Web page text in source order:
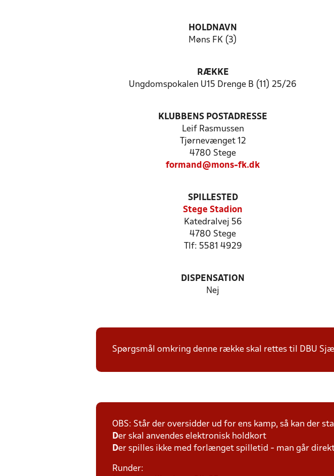
HOLDNAVN
Møns FK (3)
RÆKKE
Ungdomspokalen U15 Drenge B (11) 25/26
KLUBBENS POSTADRESSE
Leif Rasmussen
Tjørnevænget 12
4780 Stege
formand@mons-fk.dk
SPILLESTED
Stege Stadion
Katedralvej 56
4780 Stege
Tlf: 5581 4929
DISPENSATION
Nej
Spørgsmål omkring denne række skal rettes til DBU
OBS: Står der oversidder ud for ens kamp, så kan der
Der skal anvendes elektronisk holdkort
Der spilles ikke med forlænget spilletid - man går
Runder: